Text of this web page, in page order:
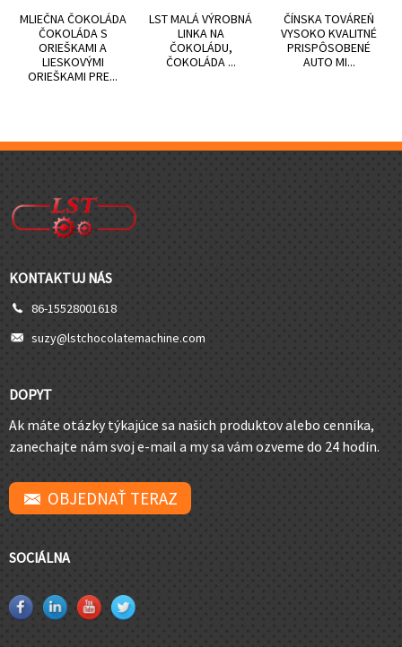
MLIEČNA ČOKOLÁDA
ČOKOLÁDA S
ORIEŠKAMI A
LIESKOVÝMI
ORIEŠKAMI PRE...
LST MALÁ VÝROBNÁ
LINKA NA
ČOKOLÁDU,
ČOKOLÁDA ...
ČÍNSKA TOVÁREŇ
VYSOKO KVALITNÉ
PRISPÔSOBENÉ
AUTO MI...
KONTAKTUJ NÁS
86-15528001618
suzy@lstchocolatemachine.com
DOPYT
Ak máte otázky týkajúce sa našich produktov alebo cenníka,
zanechajte nám svoj e-mail a my sa vám ozveme do 24 hodín.
OBJEDNAŤ TERAZ
SOCIÁLNA